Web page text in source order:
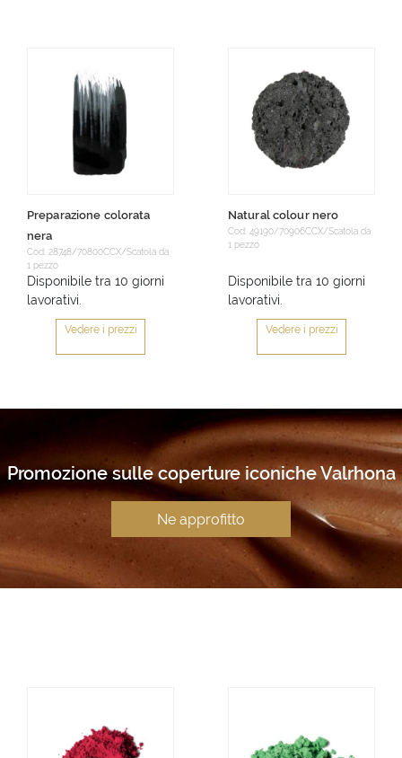
Preparazione colorata
nera
Cod: 28748/70800CCX/Scatola da
1 pezzo
Disponibile tra 10 giorni
lavorativi.
Vedere i prezzi
Natural colour nero
Cod: 49190/70906CCX/Scatola da
1 pezzo
Disponibile tra 10 giorni
lavorativi.
Vedere i prezzi
Promozione sulle coperture iconiche Valrhona
Ne approfitto